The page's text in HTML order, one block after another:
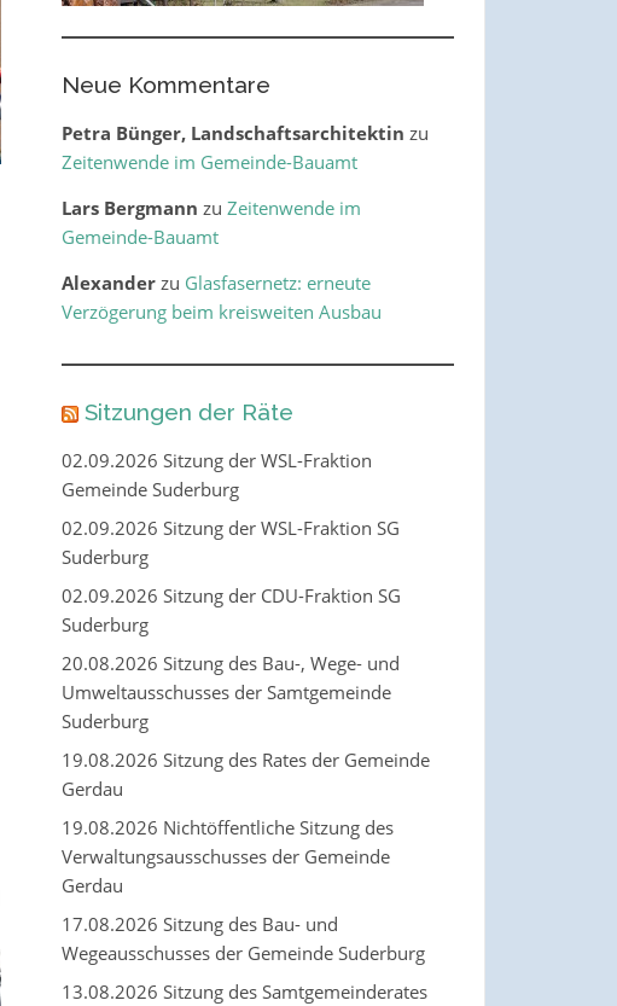
Neue Kommentare
Petra Bünger, Landschaftsarchitektin zu
Zeitenwende im Gemeinde-Bauamt
Lars Bergmann zu Zeitenwende im
Gemeinde-Bauamt
Alexanderzu Glasfasernetz: erneute
Verzögerung beim kreisweiten Ausbau
Sitzungen der Räte
02.09.2026 Sitzung der WSL-Fraktion
Gemeinde Suderburg
02.09.2026 Sitzung der WSL-Fraktion SG
Suderburg
02.09.2026 Sitzung der CDU-Fraktion SG
Suderburg
20.08.2026 Sitzung des Bau-, Wege- und
Umweltausschusses der Samtgemeinde
Suderburg
19.08.2026 Sitzung des Rates der Gemeinde
Gerdau
19.08.2026 Nichtöffentliche Sitzung des
Verwaltungsausschusses der Gemeinde
Gerdau
17.08.2026 Sitzung des Bau- und
Wegeausschusses der Gemeinde Suderburg
13.08.2026 Sitzung des Samtgemeinderates